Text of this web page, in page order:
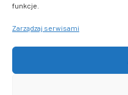
funkcje.
Zarządzaj serwisami